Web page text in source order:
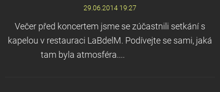
29.06.2014 19:27
Večer před koncertem jsme se zúčastnili setkání s
kapelou v restauraci LaBdelM. Podívejte se sami, jaká
tam byla atmosféra....